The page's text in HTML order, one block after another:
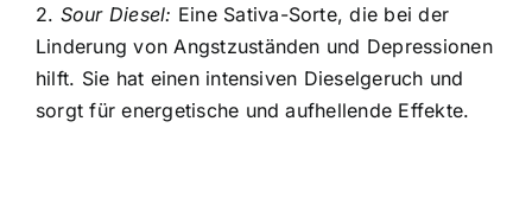
2. Sour Diesel: Eine Sativa-Sorte, die bei der
Linderung von Angstzuständen und Depressionen
hilft. Sie hat einen intensiven Dieselgeruch und
sorgt für energetische und aufhellende Effekte.